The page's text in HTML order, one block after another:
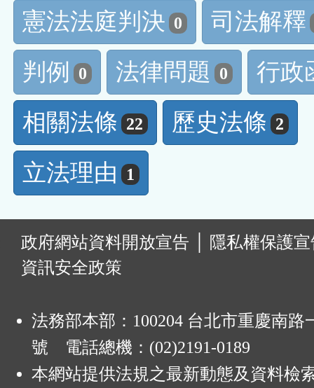
憲法法庭判決 0
司法解釋
判例
0 法律問題 0
行政
相關法條 22 歷史法條 2
立法理由 1
政府網站資料開放宣告
隱私權保護
資訊安全政策
法務部本部：100204 台北市重慶南路
號 電話總機：(02)2191-0189
本網站提供法規之最新動態及資料檢